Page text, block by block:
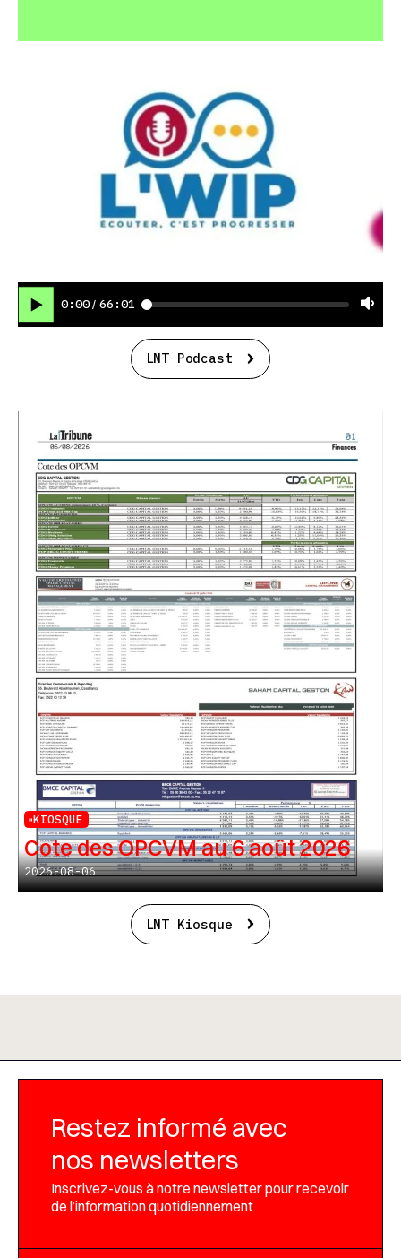
0:00 / 66:01
LNT Podcast
KIOSQUE
Cote des OPCVM au 6 août 2026
2026-08-06
LNT Kiosque
Restez informé avec
nos newsletters
Inscrivez-vous à notre newsletter pour recevoir
de l’information quotidiennement